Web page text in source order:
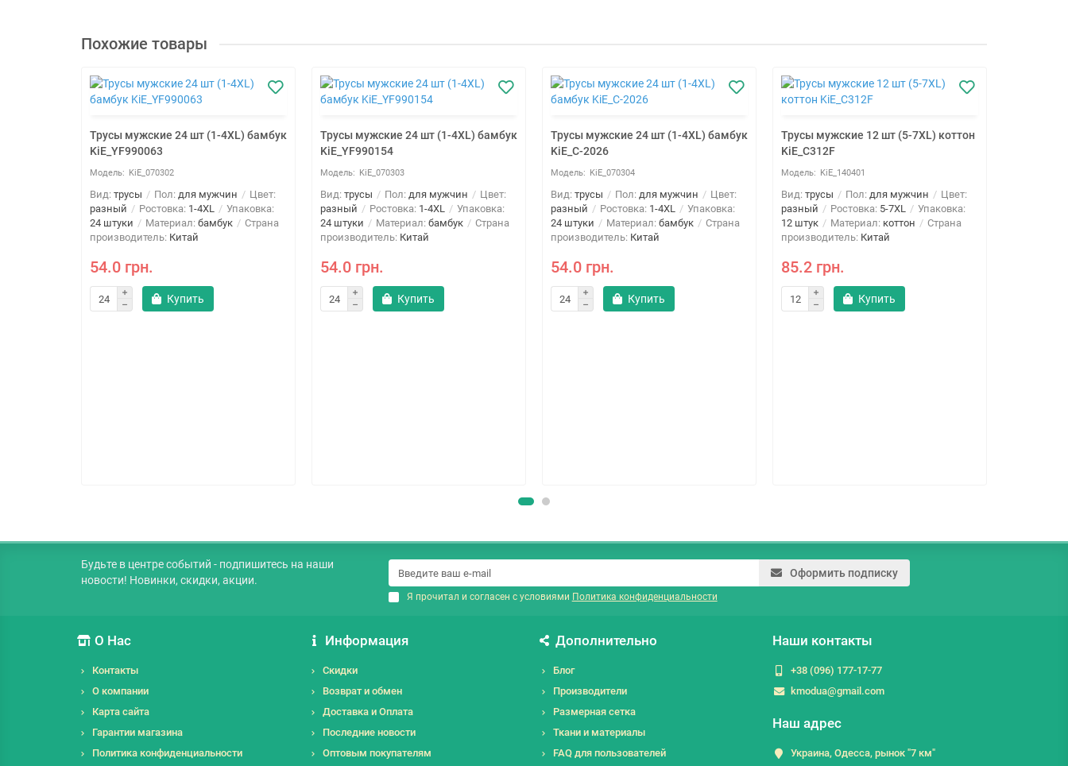
Похожие товары
Трусы мужские 24 шт (1-4XL) бамбук
KiE_YF990063
KiE_070302
Вид: трусы Пол: для мужчин
Цвет:
разный
Ростовка: 1-4XL
Упаковка:
24 штуки
Материал: бамбук
Страна
производитель: Китай
54.0 грн.
Купить
Трусы мужские 24 шт (1-4XL) бамбук
KiE_YF990154
KiE_070303
Вид: трусы Пол: для мужчин
Цвет:
разный
Ростовка: 1-4XL
Упаковка:
24 штуки
Материал: бамбук
Страна
производитель: Китай
54.0 грн.
Купить
Трусы мужские 24 шт (1-4XL) бамбук
KiE_C-2026
KiE_070304
Вид: трусы Пол: для мужчин
Цвет:
разный
Ростовка: 1-4XL
Упаковка:
24 штуки
Материал: бамбук
Страна
производитель: Китай
54.0 грн.
Купить
Трусы мужские 12 шт (5-7XL) коттон
KiE_C312F
KiE_140401
Вид: трусы Пол: для мужчин
Цвет:
разный
Ростовка: 5-7XL
Упаковка:
12 штук
Материал: коттон
Страна
производитель: Китай
85.2 грн.
Купить
Будьте в центре событий - подпишитесь на наши
новости! Новинки, скидки, акции.
Оформить подписку
Я прочитал и согласен с условиями Политика конфиденциальности
О Нас
Контакты
О компании
Карта сайта
Гарантии магазина
Политика конфиденциальности
Информация
Скидки
Возврат и обмен
Доставка и Оплата
Последние новости
Оптовым покупателям
Дополнительно
Блог
Производители
Размерная сетка
Ткани и материалы
FAQ для пользователей
Наши контакты
+38 (096) 177-17-77
kmodua@gmail.com
Наш адрес
Украина, Одесса, рынок "7 км"